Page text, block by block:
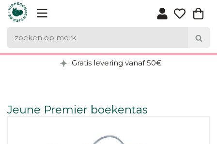
Gratis levering vanaf 50€
Jeune Premier boekentas